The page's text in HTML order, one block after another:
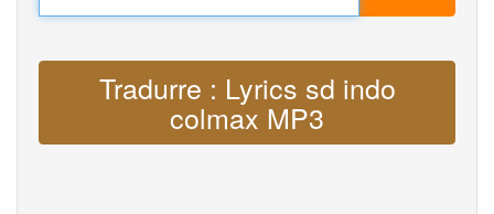
Tradurre : Lyrics sd indo
colmax MP3